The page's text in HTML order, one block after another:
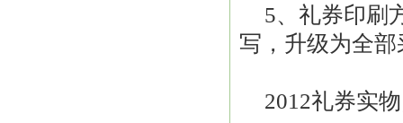
5、礼券印刷
写，升级为全
2012礼券实